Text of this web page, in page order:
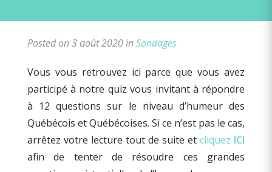
Posted on 3 août 2020 inSondages
Vous vous retrouvez ici parce que vous avez
participé à notre quiz vous invitant à répondre
à 12 questions sur le niveau d’humeur des
Québécois et Québécoises. Si ce n’est pas le cas,
arrêtez votre lecture tout de suite etcliquez ICI
afin de tenter de résoudre ces grandes